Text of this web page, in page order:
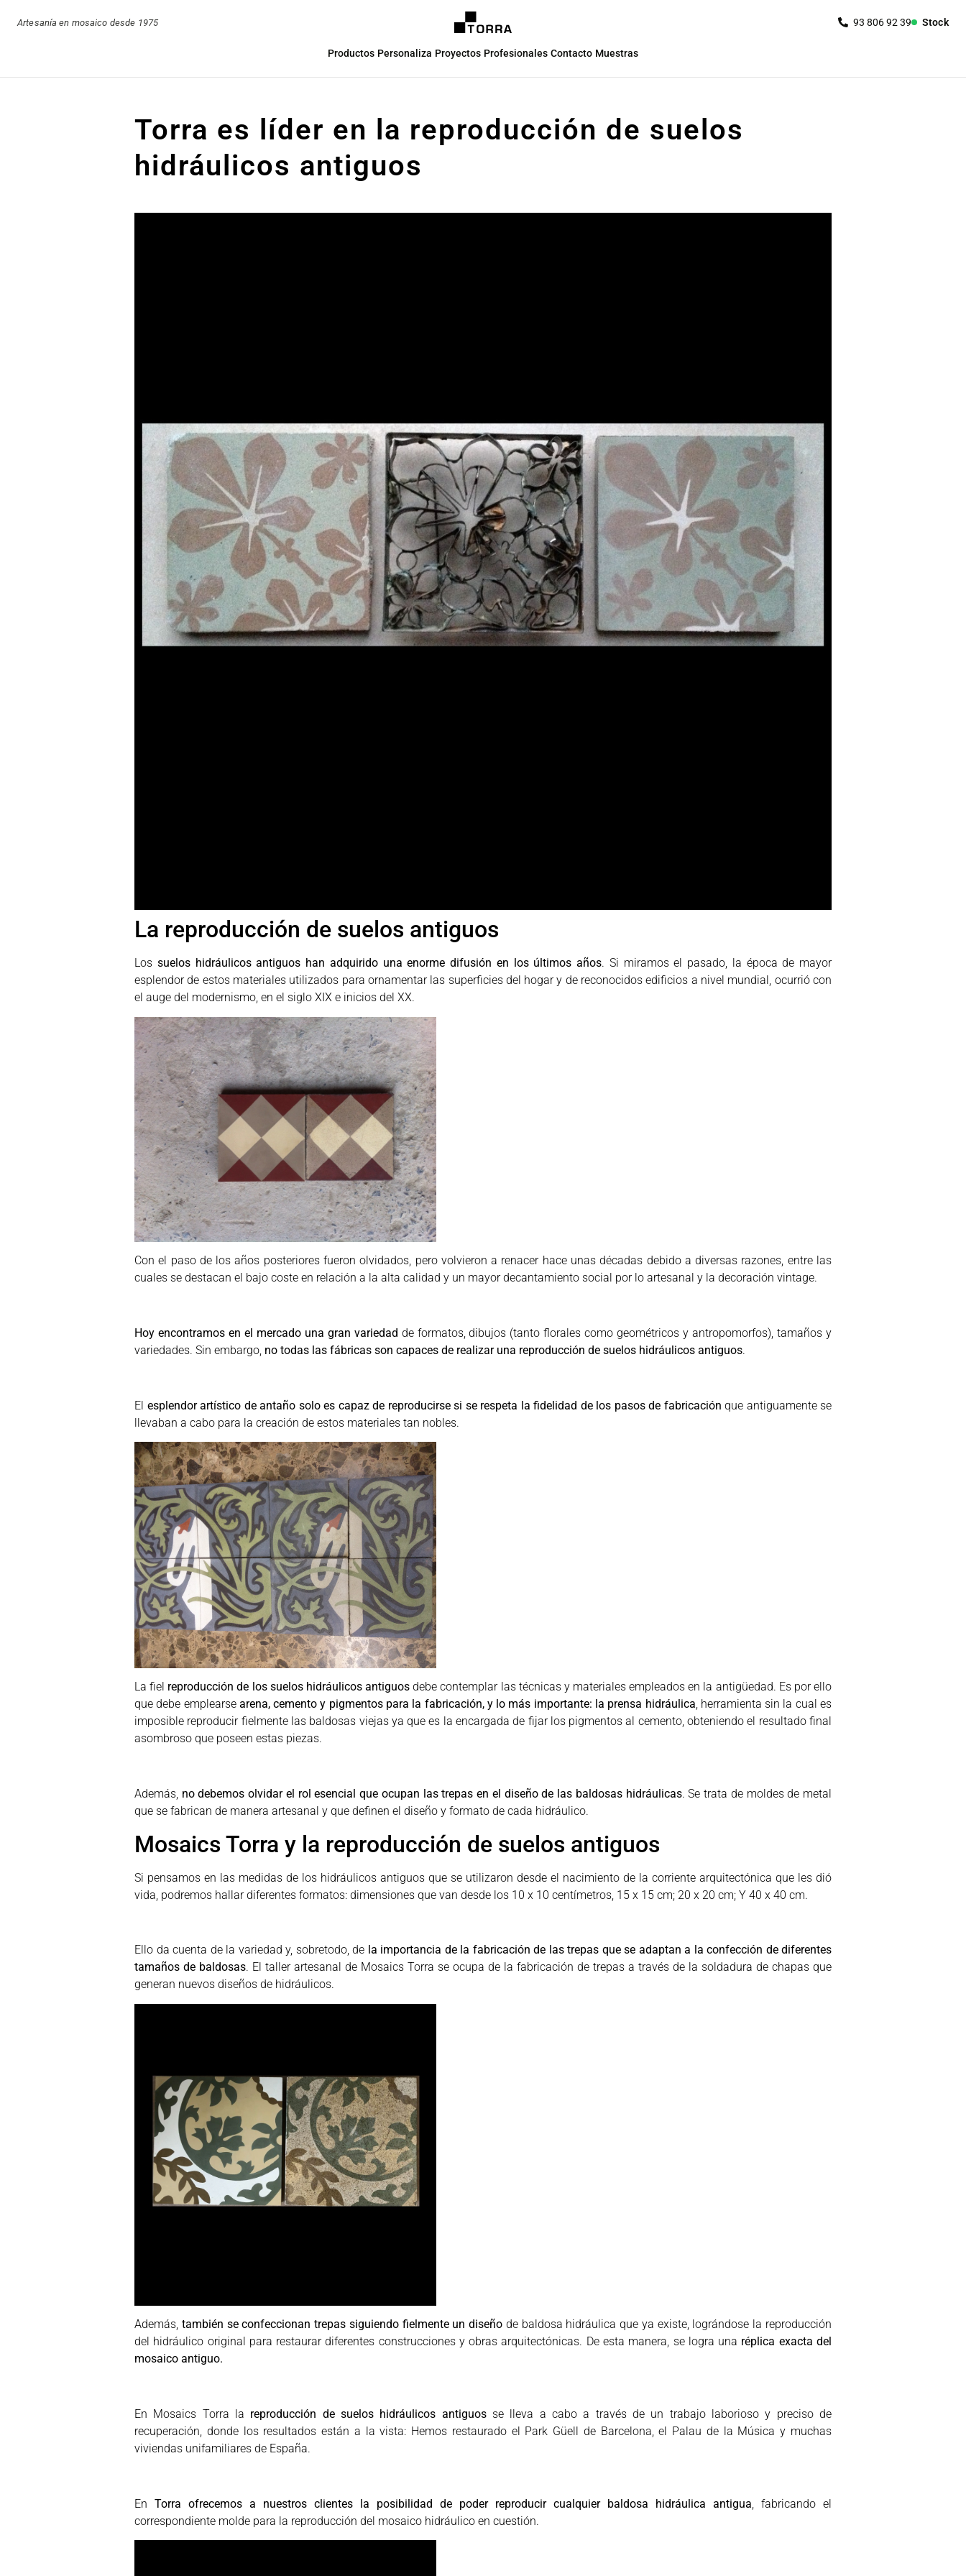
Artesanía en mosaico desde 1975 Stock
Productos Personaliza Proyectos Profesionales Contacto Muestras
Torra es líder en la reproducción de suelos
hidráulicos antiguos
La reproducción de suelos antiguos
Los suelos hidráulicos antiguos han adquirido una enorme difusión en los últimos años. Si miramos el pasado, la época de mayor
esplendor de estos materiales utilizados para ornamentar las superficies del hogar y de reconocidos edificios a nivel mundial, ocurrió con
el auge del modernismo, en el siglo XIX e inicios del XX.
Con el paso de los años posteriores fueron olvidados, pero volvieron a renacer hace unas décadas debido a diversas razones, entre las
cuales se destacan el bajo coste en relación a la alta calidad y un mayor decantamiento social por lo artesanal y la decoración vintage.
Hoy encontramos en el mercado una gran variedad de formatos, dibujos (tanto florales como geométricos y antropomorfos), tamaños y
variedades. Sin embargo, no todas las fábricas son capaces de realizar una reproducción de suelos hidráulicos antiguos.
El esplendor artístico de antaño solo es capaz de reproducirse si se respeta la fidelidad de los pasos de fabricación que antiguamente se
llevaban a cabo para la creación de estos materiales tan nobles.
La fiel reproducción de los suelos hidráulicos antiguos debe contemplar las técnicas y materiales empleados en la antigüedad. Es por ello
que debe emplearse arena, cemento y pigmentos para la fabricación, y lo más importante: la prensa hidráulica, herramienta sin la cual es
imposible reproducir fielmente las baldosas viejas ya que es la encargada de fijar los pigmentos al cemento, obteniendo el resultado final
asombroso que poseen estas piezas.
Además, no debemos olvidar el rol esencial que ocupan las trepas en el diseño de las baldosas hidráulicas. Se trata de moldes de metal
que se fabrican de manera artesanal y que definen el diseño y formato de cada hidráulico.
Mosaics Torra y la reproducción de suelos antiguos
Si pensamos en las medidas de los hidráulicos antiguos que se utilizaron desde el nacimiento de la corriente arquitectónica que les dió
vida, podremos hallar diferentes formatos: dimensiones que van desde los 10 x 10 centímetros, 15 x 15 cm; 20 x 20 cm; Y 40 x 40 cm.
Ello da cuenta de la variedad y, sobretodo, de la importancia de la fabricación de las trepas que se adaptan a la confección de diferentes
tamaños de baldosas. El taller artesanal de Mosaics Torra se ocupa de la fabricación de trepas a través de la soldadura de chapas que
generan nuevos diseños de hidráulicos.
Además, también se confeccionan trepas siguiendo fielmente un diseño de baldosa hidráulica que ya existe, lográndose la reproducción
del hidráulico original para restaurar diferentes construcciones y obras arquitectónicas. De esta manera, se logra una réplica exacta del
mosaico antiguo.
En Mosaics Torra la reproducción de suelos hidráulicos antiguosse lleva a cabo a través de un trabajo laborioso y preciso de
recuperación, donde los resultados están a la vista: Hemos restaurado el Park Güell de Barcelona, el Palau de la Música y muchas
viviendas unifamiliares de España.
En Torra ofrecemos a nuestros clientes la posibilidad de poder reproducir cualquier baldosa hidráulica antigua , fabricando el
correspondiente molde para la reproducción del mosaico hidráulico en cuestión.